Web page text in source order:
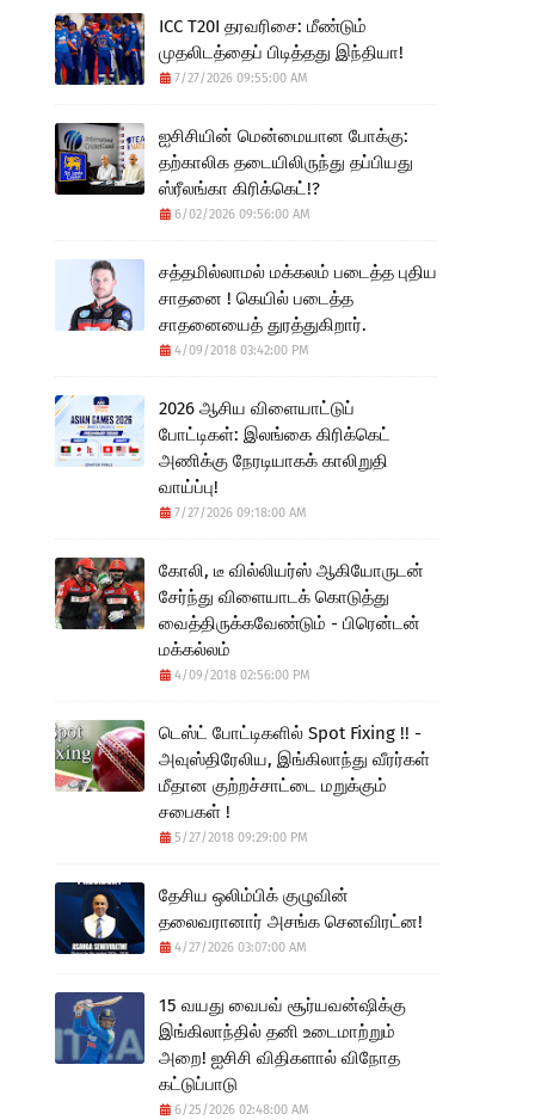
ICC T20I தரவரிசை: மீண்டும்
முதலிடத்தைப் பிடித்தது இந்தியா!
7/27/2026 09:55:00 AM
ஐசிசியின் மென்மையான போக்கு:
தற்காலிக தடையிலிருந்து தப்பியது
ஸ்ரீலங்கா கிரிக்கெட்!?
6/02/2026 09:56:00 AM
சத்தமில்லாமல் மக்கலம் படைத்த புதிய
சாதனை ! கெயில் படைத்த
சாதனையைத் துரத்துகிறார்.
4/09/2018 03:42:00 PM
2026 ஆசிய விளையாட்டுப்
போட்டிகள்: இலங்கை கிரிக்கெட்
அணிக்கு நேரடியாகக் காலிறுதி
வாய்ப்பு!
7/27/2026 09:18:00 AM
கோலி, டீ வில்லியர்ஸ் ஆகியோருடன்
சேர்ந்து விளையாடக் கொடுத்து
வைத்திருக்கவேண்டும் - பிரென்டன்
மக்கல்லம்
4/09/2018 02:56:00 PM
டெஸ்ட் போட்டிகளில் Spot Fixing !! -
அவுஸ்திரேலிய, இங்கிலாந்து வீரர்கள்
மீதான குற்றச்சாட்டை மறுக்கும்
சபைகள் !
5/27/2018 09:29:00 PM
தேசிய ஒலிம்பிக் குழுவின்
தலைவரானார் அசங்க செனவிரட்ன!
4/27/2026 03:07:00 AM
15 வயது வைபவ் சூர்யவன்ஷிக்கு
இங்கிலாந்தில் தனி உடைமாற்றும்
அறை! ஐசிசி விதிகளால் விநோத
கட்டுப்பாடு
6/25/2026 02:48:00 AM